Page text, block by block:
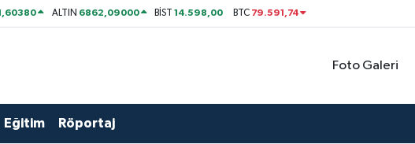
ALTIN 6862,09000 BİST14.598,00 BTC 79.591,74
Foto Galeri
Eğitim Röportaj